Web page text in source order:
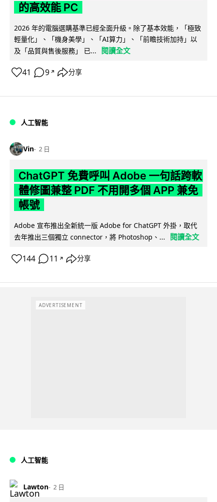
的高效能 PC
2026 年的電腦選購基準已經全面升級。除了基本效能，「極致
輕量化」、「機身美學」、「AI算力」、「前瞻技術加持」以
及「品質與售後服務」 已...
閱讀全文
41 9 ↗ 分享
人工智能
Vin 2 日
ChatGPT 免費呼叫 Adobe 一句話跨軟
體修圖兼整 PDF 不用開多個 APP 兼免
帳號
Adobe 宣布推出全新統一版 Adobe for ChatGPT 外掛，取代
去年推出三個獨立 connector，將 Photoshop、...
閱讀全文
144 11 ↗ 分享
ADVERTISEMENT
人工智能
Lawton 2 日